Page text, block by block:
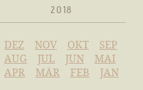
2018
DEZ NOV OKT
SEP
AUG
JUL JUN
MAI
APR
MÄR FEB JAN